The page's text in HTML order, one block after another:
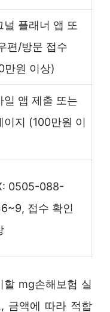
널 플래너 앱 또
편/방문 접수
만원 이상)
일 앱 제출 또는
이지 (100만원 이
0505-088-
접수 확인
mg손해보험 실
금액에 따라 적합